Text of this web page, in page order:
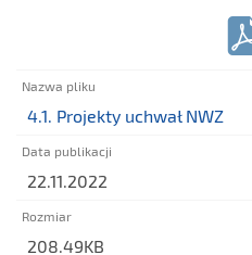
NWZ
4.1. Projekty uchwał NWZ
22.11.2022
208.49KB